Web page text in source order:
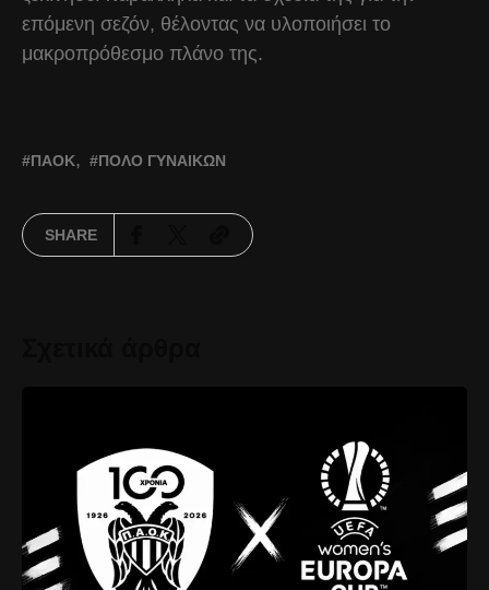
επόμενη σεζόν, θέλοντας να υλοποιήσει το
μακροπρόθεσμο πλάνο της.
ΠΑΟΚ ΠΌΛΟ ΓΥΝΑΙΚΏΝ
SHARE